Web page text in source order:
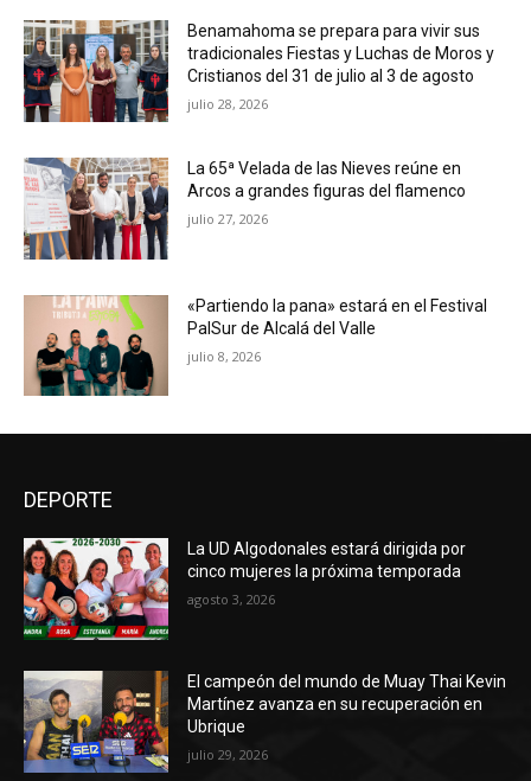
Benamahoma se prepara para vivir sus
tradicionales Fiestas y Luchas de Moros y
Cristianos del 31 de julio al 3 de agosto
julio 28, 2026
La 65ª Velada de las Nieves reúne en
Arcos a grandes figuras del flamenco
julio 27, 2026
«Partiendo la pana» estará en el Festival
PalSur de Alcalá del Valle
julio 8, 2026
DEPORTE
La UD Algodonales estará dirigida por
cinco mujeres la próxima temporada
agosto 3, 2026
El campeón del mundo de Muay Thai Kevin
Martínez avanza en su recuperación en
Ubrique
julio 29, 2026